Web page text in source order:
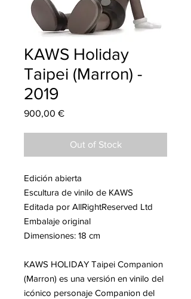
KAWS Holiday
Taipei (Marron) -
2019
900,00 €Price
Out of Stock
Edición abierta
Escultura de vinilo de KAWS
Editada por AllRightReserved Ltd
Embalaje original
Dimensiones: 18 cm
KAWS HOLIDAY Taipei Companion
(Marron) es una versión en vinilo del
icónico personaje Companion del